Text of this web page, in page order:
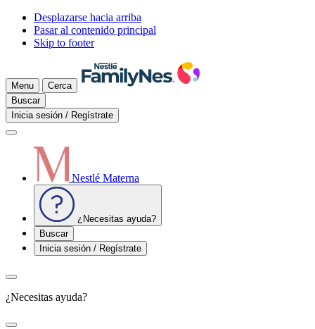
Desplazarse hacia arriba
Pasar al contenido principal
Skip to footer
Menu
Cerca
Buscar
Inicia sesión / Regístrate
Nestlé Materna
¿Necesitas ayuda?
Buscar
Inicia sesión / Regístrate
¿Necesitas ayuda?